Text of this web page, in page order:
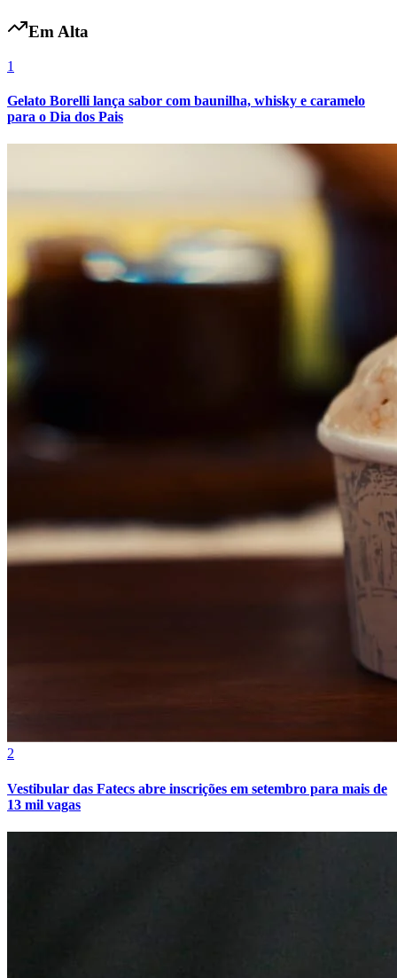
Em Alta
1
Gelato Borelli lança sabor com baunilha, whisky e caramelo
para o Dia dos Pais
2
Vestibular das Fatecs abre inscrições em setembro para mais de
13 mil vagas